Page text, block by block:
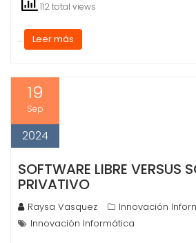
112 total views
… Leer más
19
Sep
2024
SOFTWARE LIBRE VERSUS
PRIVATIVO
Raysa Vasquez
Innovación
Innovación Informática